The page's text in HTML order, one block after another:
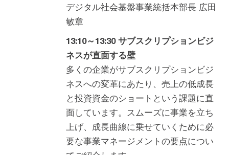
デジタル社会基盤事業統括本部長 広田
敏章
13:10～13:30 サブスクリプションビジ
ネスが直面する壁
多くの企業がサブスクリプションビジ
ネスへの変革にあたり、売上の低成長
と投資資金のショートという課題に直
面しています。スムーズに事業を立ち
上げ、成長曲線に乗せていくために必
要な事業マネージメントの要点につい